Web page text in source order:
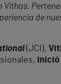
Vithas.
de
(JCI),